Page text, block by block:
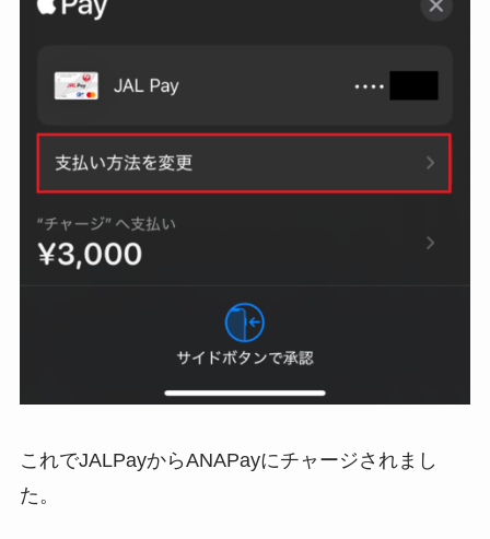
これでJALPayからANAPayにチャージされまし
た。